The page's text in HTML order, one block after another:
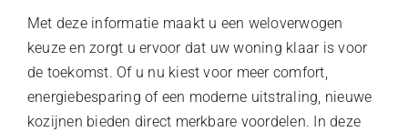
Met deze informatie maakt u een weloverwogen
keuze en zorgt u ervoor dat uw woning klaar is voor
de toekomst. Of u nu kiest voor meer comfort,
energiebesparing of een moderne uitstraling, nieuwe
kozijnen bieden direct merkbare voordelen. In deze